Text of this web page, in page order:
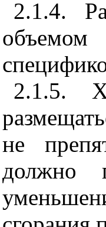
2.1.4.
2.1.5.
не
должно